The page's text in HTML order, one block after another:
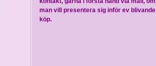
man vill presentera sig inför ev blivande
köp.